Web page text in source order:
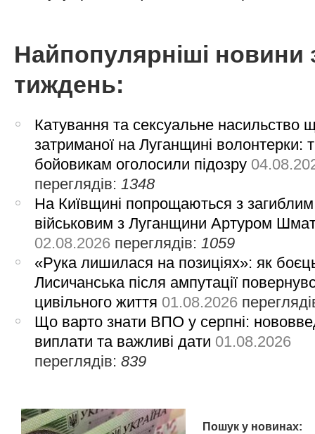
Найпопулярніші новини
тиждень:
Катування та сексуальне насильство
затриманої на Луганщині волонтерки:
бойовикам оголосили підозру
переглядів:1348
На Київщині попрощаються з загиблим
військовим з Луганщини Артуром
02.08.2026 переглядів:1059
«Рука лишилася на позиціях»: як
Лисичанська після ампутації
цивільного життя 01.08.2026
Що варто знати ВПО у серпні:
виплати та важливі дати 01.08.2026
переглядів:839
Пошук у новинах: